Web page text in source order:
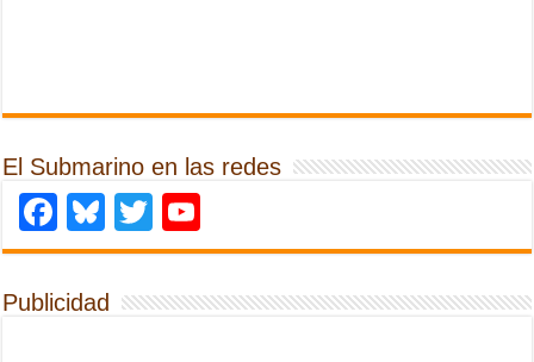
El Submarino en las redes
Facebook
Bluesky
Twitter
Publicidad